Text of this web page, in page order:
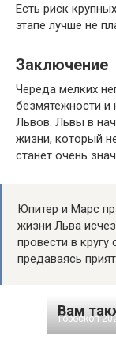
Есть риск
этапе лучше не
Заключение
Череда мелких
безмятежности и
Львов. Львы в
жизни, который
станет очень
Юпитер и Марс
жизни Льва
провести в
предаваясь
Вам
Гороскоп